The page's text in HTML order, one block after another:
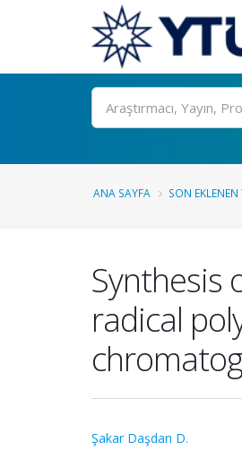
Ara
ANA SAYFA SON EKLENEN
Synthesis
radical
Şakar Daşdan D.